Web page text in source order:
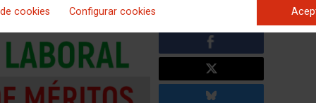
cookies Configurar cookies